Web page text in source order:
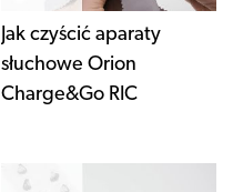
Jak czyścić aparaty
słuchowe Orion
Charge&Go RIC